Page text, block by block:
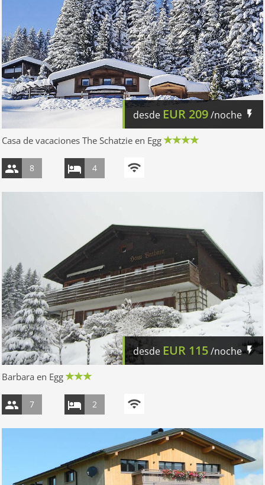
desde EUR 209/noche
Casa de vacaciones The Schatzie en Egg
8 4
desde EUR 115/noche
Barbara en Egg
7 2